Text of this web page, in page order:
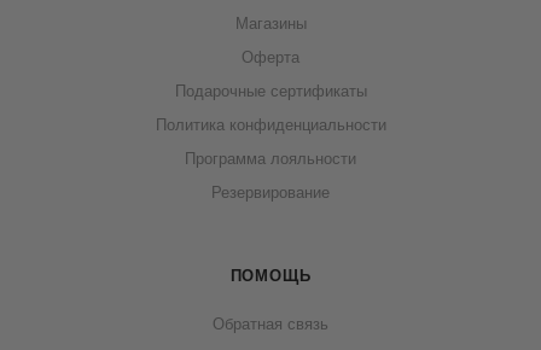
Магазины
Оферта
Подарочные сертификаты
Политика конфиденциальности
Программа лояльности
Резервирование
ПОМОЩЬ
Обратная связь